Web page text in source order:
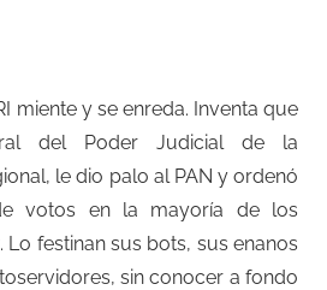
miente y se enreda. Inventa que
del Poder Judicial de la
le dio palo al PAN y ordenó
votos en la mayoría de los
Lo festinan sus bots, sus enanos
sin conocer a fondo